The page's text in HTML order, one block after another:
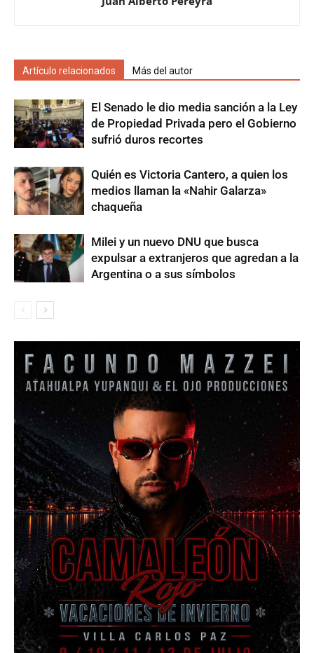
Artículo relacionados Más del autor
El Senado le dio media sanción a la Ley
de Propiedad Privada pero el Gobierno
sufrió duros recortes
Quién es Victoria Cantero, a quien los
medios llaman la «Nahir Galarza»
chaqueña
Milei y un nuevo DNU que busca
expulsar a extranjeros que agredan a la
Argentina o a sus símbolos